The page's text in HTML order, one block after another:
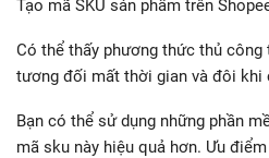
Tạo mã SKU sản phẩm trên
Có thể thấy phương thức thủ
tương đối mất thời gian và đôi khi
Bạn có thể sử dụng những phần
mã sku này hiệu quả hơn. Ưu